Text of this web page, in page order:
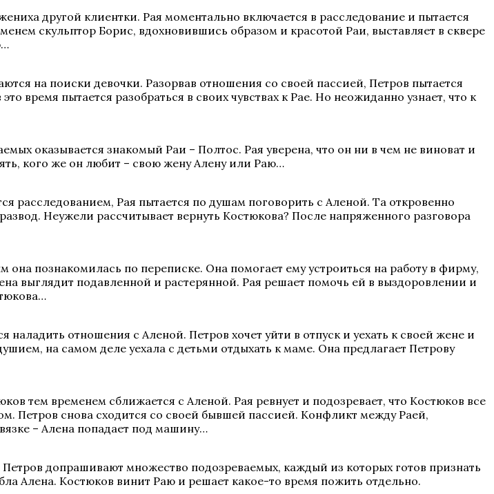
другой клиентки. Рая моментально включается в расследование и пытается
скульптор Борис, вдохновившись образом и красотой Раи, выставляет в сквере
на поиски девочки. Разорвав отношения со своей пассией, Петров пытается
время пытается разобраться в своих чувствах к Рае. Но неожиданно узнает, что к
оказывается знакомый Раи – Полтос. Рая уверена, что он ни в чем не виноват и
кого же он любит – свою жену Алену или Раю…
Рая пытается по душам поговорить с Аленой. Та откровенно
Неужели рассчитывает вернуть Костюкова? После напряженного разговора
познакомилась по переписке. Она помогает ему устроиться на работу в фирму,
выглядит подавленной и растерянной. Рая решает помочь ей в выздоровлении и
отношения с Аленой. Петров хочет уйти в отпуск и уехать к своей жене и
на самом деле уехала с детьми отдыхать к маме. Она предлагает Петрову
тем временем сближается с Аленой. Рая ревнует и подозревает, что Костюков все
Петров снова сходится со своей бывшей пассией. Конфликт между Раей,
– Алена попадает под машину…
допрашивают множество подозреваемых, каждый из которых готов признать
Алена. Костюков винит Раю и решает какое-то время пожить отдельно.